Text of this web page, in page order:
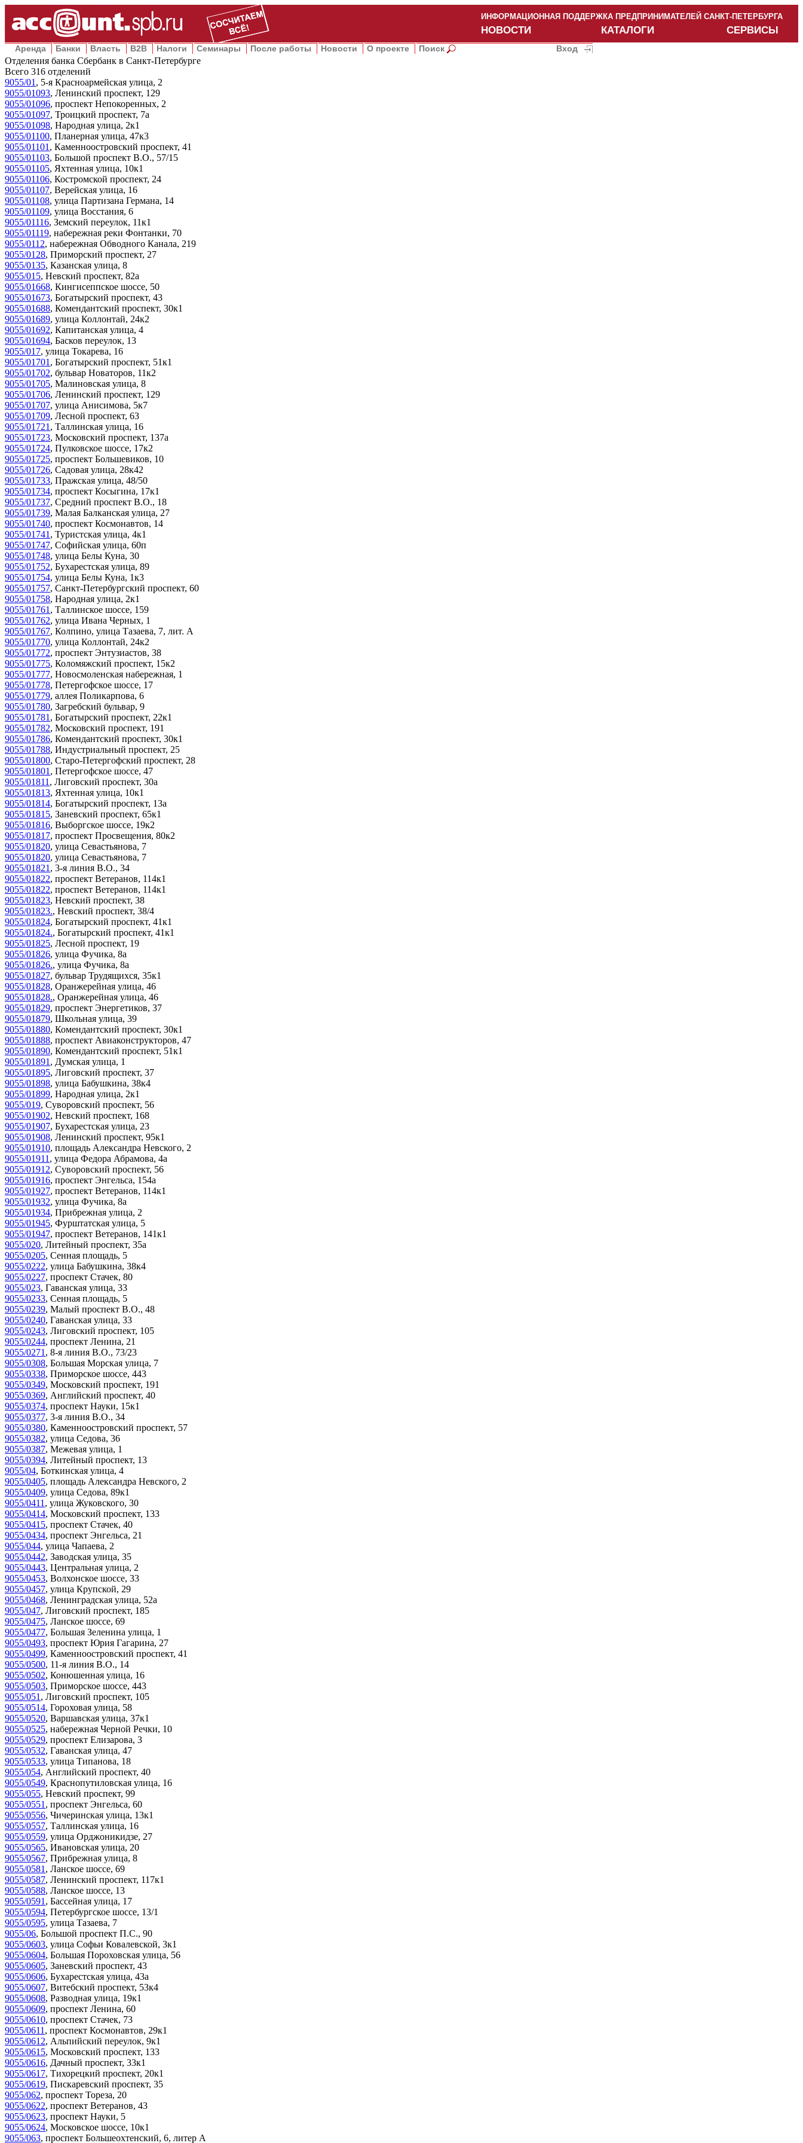
ИНФОРМАЦИОННАЯ ПОДДЕРЖКА ПРЕДПРИНИМАТЕЛЕЙ САНКТ-ПЕТЕРБУРГА
НОВОСТИ КАТАЛОГИ СЕРВИСЫ
Аренда Банки Власть B2B Налоги Семинары После работы Новости О проекте Поиск Вход
Отделения банка Сбербанк в Санкт-Петербурге
Всего 316 отделений
9055/01 , 5-я Красноармейская улица, 2
9055/01093, Ленинский проспект, 129
9055/01096, проспект Непокоренных, 2
9055/01097, Троицкий проспект, 7а
9055/01098, Народная улица, 2к1
9055/01100, Планерная улица, 47к3
9055/01101 , Каменноостровский проспект, 41
9055/01103, Большой проспект В.О., 57/15
9055/01105, Яхтенная улица, 10к1
9055/01106, Костромской проспект, 24
9055/01107, Верейская улица, 16
9055/01108, улица Партизана Германа, 14
9055/01109, улица Восстания, 6
9055/01116, Земский переулок, 11к1
9055/01119, набережная реки Фонтанки, 70
9055/0112, набережная Обводного Канала, 219
9055/0128, Приморский проспект, 27
9055/0135, Казанская улица, 8
9055/015, Невский проспект, 82а
9055/01668, Кингисеппское шоссе, 50
9055/01673, Богатырский проспект, 43
9055/01688, Комендантский проспект, 30к1
9055/01689, улица Коллонтай, 24к2
9055/01692, Капитанская улица, 4
9055/01694, Басков переулок, 13
9055/017, улица Токарева, 16
9055/01701 , Богатырский проспект, 51к1
9055/01702, бульвар Новаторов, 11к2
9055/01705, Малиновская улица, 8
9055/01706, Ленинский проспект, 129
9055/01707, улица Анисимова, 5к7
9055/01709, Лесной проспект, 63
9055/01721 , Таллинская улица, 16
9055/01723, Московский проспект, 137а
9055/01724, Пулковское шоссе, 17к2
9055/01725, проспект Большевиков, 10
9055/01726, Садовая улица, 28к42
9055/01733, Пражская улица, 48/50
9055/01734, проспект Косыгина, 17к1
9055/01737, Средний проспект В.О., 18
9055/01739, Малая Балканская улица, 27
9055/01740, проспект Космонавтов, 14
9055/01741 , Туристская улица, 4к1
9055/01747, Софийская улица, 60п
9055/01748, улица Белы Куна, 30
9055/01752, Бухарестская улица, 89
9055/01754, улица Белы Куна, 1к3
9055/01757, Санкт-Петербургский проспект, 60
9055/01758, Народная улица, 2к1
9055/01761 , Таллинское шоссе, 159
9055/01762, улица Ивана Черных, 1
9055/01767, Колпино, улица Тазаева, 7, лит. А
9055/01770, улица Коллонтай, 24к2
9055/01772, проспект Энтузиастов, 38
9055/01775, Коломяжский проспект, 15к2
9055/01777, Новосмоленская набережная, 1
9055/01778, Петергофское шоссе, 17
9055/01779, аллея Поликарпова, 6
9055/01780, Загребский бульвар, 9
9055/01781 , Богатырский проспект, 22к1
9055/01782, Московский проспект, 191
9055/01786, Комендантский проспект, 30к1
9055/01788, Индустриальный проспект, 25
9055/01800, Старо-Петергофский проспект, 28
9055/01801 , Петергофское шоссе, 47
9055/01811 , Лиговский проспект, 30а
9055/01813, Яхтенная улица, 10к1
9055/01814, Богатырский проспект, 13а
9055/01815, Заневский проспект, 65к1
9055/01816, Выборгское шоссе, 19к2
9055/01817, проспект Просвещения, 80к2
9055/01820, улица Севастьянова, 7
9055/01820, улица Севастьянова, 7
9055/01821 , 3-я линия В.О., 34
9055/01822, проспект Ветеранов, 114к1
9055/01822, проспект Ветеранов, 114к1
9055/01823, Невский проспект, 38
9055/01823., Невский проспект, 38/4
9055/01824, Богатырский проспект, 41к1
9055/01824., Богатырский проспект, 41к1
9055/01825, Лесной проспект, 19
9055/01826, улица Фучика, 8а
9055/01826., улица Фучика, 8а
9055/01827, бульвар Трудящихся, 35к1
9055/01828, Оранжерейная улица, 46
9055/01828., Оранжерейная улица, 46
9055/01829, проспект Энергетиков, 37
9055/01879, Школьная улица, 39
9055/01880, Комендантский проспект, 30к1
9055/01888, проспект Авиаконструкторов, 47
9055/01890, Комендантский проспект, 51к1
9055/01891 , Думская улица, 1
9055/01895, Лиговский проспект, 37
9055/01898, улица Бабушкина, 38к4
9055/01899, Народная улица, 2к1
9055/019, Суворовский проспект, 56
9055/01902, Невский проспект, 168
9055/01907, Бухарестская улица, 23
9055/01908, Ленинский проспект, 95к1
9055/01910, площадь Александра Невского, 2
9055/01911 , улица Федора Абрамова, 4а
9055/01912, Суворовский проспект, 56
9055/01916, проспект Энгельса, 154а
9055/01927, проспект Ветеранов, 114к1
9055/01932, улица Фучика, 8а
9055/01934, Прибрежная улица, 2
9055/01945, Фурштатская улица, 5
9055/01947, проспект Ветеранов, 141к1
9055/020, Литейный проспект, 35а
9055/0205, Сенная площадь, 5
9055/0222, улица Бабушкина, 38к4
9055/0227, проспект Стачек, 80
9055/023, Гаванская улица, 33
9055/0233, Сенная площадь, 5
9055/0239, Малый проспект В.О., 48
9055/0240, Гаванская улица, 33
9055/0243, Лиговский проспект, 105
9055/0244, проспект Ленина, 21
9055/0271 , 8-я линия В.О., 73/23
9055/0308, Большая Морская улица, 7
9055/0338, Приморское шоссе, 443
9055/0349, Московский проспект, 191
9055/0369, Английский проспект, 40
9055/0374, проспект Науки, 15к1
9055/0377, 3-я линия В.О., 34
9055/0380, Каменноостровский проспект, 57
9055/0382, улица Седова, 36
9055/0387, Межевая улица, 1
9055/0394, Литейный проспект, 13
9055/04, Боткинская улица, 4
9055/0405, площадь Александра Невского, 2
9055/0409, улица Седова, 89к1
9055/0411 , улица Жуковского, 30
9055/0414, Московский проспект, 133
9055/0415, проспект Стачек, 40
9055/0434, проспект Энгельса, 21
9055/044, улица Чапаева, 2
9055/0442, Заводская улица, 35
9055/0443, Центральная улица, 2
9055/0453, Волхонское шоссе, 33
9055/0457, улица Крупской, 29
9055/0468, Ленинградская улица, 52а
9055/047, Лиговский проспект, 185
9055/0475, Ланское шоссе, 69
9055/0477, Большая Зеленина улица, 1
9055/0493, проспект Юрия Гагарина, 27
9055/0499, Каменноостровский проспект, 41
9055/0500, 11-я линия В.О., 14
9055/0502, Конюшенная улица, 16
9055/0503, Приморское шоссе, 443
9055/051 , Лиговский проспект, 105
9055/0514, Гороховая улица, 58
9055/0520, Варшавская улица, 37к1
9055/0525, набережная Черной Речки, 10
9055/0529, проспект Елизарова, 3
9055/0532, Гаванская улица, 47
9055/0533, улица Типанова, 18
9055/054, Английский проспект, 40
9055/0549, Краснопутиловская улица, 16
9055/055, Невский проспект, 99
9055/0551 , проспект Энгельса, 60
9055/0556, Чичеринская улица, 13к1
9055/0557, Таллинская улица, 16
9055/0559, улица Орджоникидзе, 27
9055/0565, Ивановская улица, 20
9055/0567, Прибрежная улица, 8
9055/0581 , Ланское шоссе, 69
9055/0587, Ленинский проспект, 117к1
9055/0588, Ланское шоссе, 13
9055/0591 , Бассейная улица, 17
9055/0594, Петербургское шоссе, 13/1
9055/0595, улица Тазаева, 7
9055/06, Большой проспект П.С., 90
9055/0603, улица Софьи Ковалевской, 3к1
9055/0604, Большая Пороховская улица, 56
9055/0605, Заневский проспект, 43
9055/0606, Бухарестская улица, 43а
9055/0607, Витебский проспект, 53к4
9055/0608, Разводная улица, 19к1
9055/0609, проспект Ленина, 60
9055/0610, проспект Стачек, 73
9055/0611 , проспект Космонавтов, 29к1
9055/0612, Альпийский переулок, 9к1
9055/0615, Московский проспект, 133
9055/0616, Дачный проспект, 33к1
9055/0617, Тихорецкий проспект, 20к1
9055/0619, Пискаревский проспект, 35
9055/062, проспект Тореза, 20
9055/0622, проспект Ветеранов, 43
9055/0623, проспект Науки, 5
9055/0624, Московское шоссе, 10к1
9055/063, проспект Большеохтенский, 6, литер А